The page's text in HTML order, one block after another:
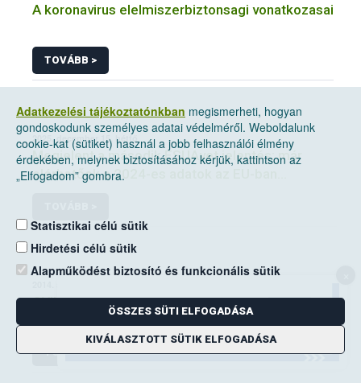
A koronavirus elelmiszerbiztonsagi vonatkozasai
TOVÁBB >
2025. december 15, hétfő
Megjelent a második ESUAvet jelentés: már
elérhetőek a 2024-es adatok az EU-ban
GYIK_takarmány
TOVÁBB >
Adatkezelési tájékoztatónkban megismerheti, hogyan
gondoskodunk személyes adatai védelméről. Weboldalunk
cookie-kat (sütiket) használ a jobb felhasználói élmény
érdekében, melynek biztosításához kérjük, kattintson az
„Elfogadom” gombra.
Statisztikai célú sütik
Hirdetési célú sütik
Alapműködést biztosító és funkcionális sütik
ÖSSZES SÜTI ELFOGADÁSA
KIVÁLASZTOTT SÜTIK ELFOGADÁSA